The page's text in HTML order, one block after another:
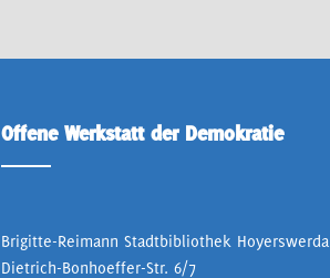
Offene Werkstatt der Demokratie
Brigitte-Reimann Stadtbibliothek Hoyerswerda
Dietrich-Bonhoeffer-Str. 6/7